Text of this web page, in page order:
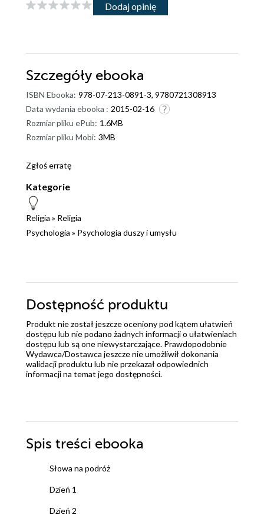
Dodaj opinię
Szczegóły ebooka
ISBN Ebooka: 978-07-213-0891-3, 9780721308913
Data wydania ebooka : 2015-02-16
Rozmiar pliku ePub: 1.6MB
Rozmiar pliku Mobi: 3MB
Zgłoś erratę
Kategorie
Religia » Religia
Psychologia » Psychologia duszy i umysłu
Dostępność produktu
Produkt nie został jeszcze oceniony pod kątem ułatwień
dostępu lub nie podano żadnych informacji o ułatwieniach
dostępu lub są one niewystarczające. Prawdopodobnie
Wydawca/Dostawca jeszcze nie umożliwił dokonania
walidacji produktu lub nie przekazał odpowiednich
informacji na temat jego dostępności.
Spis treści ebooka
Słowa na podróż
Dzień 1
Dzień 2